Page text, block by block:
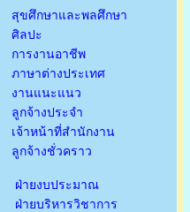
สุขศึกษาและพลศึกษา
ศิลปะ
การงานอาชีพ
ภาษาต่างประเทศ
งานแนะแนว
ลูกจ้างประจำ
เจ้าหน้าที่สำนักงาน
ลูกจ้างชั่วคราว
ฝ่ายงบประมาณ
ฝ่ายบริหารวิชาการ